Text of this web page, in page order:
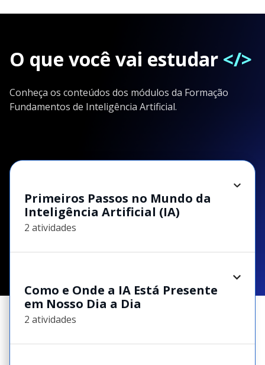
O que você vai estudar </>
Conheça os conteúdos dos módulos da Formação
Fundamentos de Inteligência Artificial.
Primeiros Passos no Mundo da
Inteligência Artificial (IA)
2 atividades
Como e Onde a IA Está Presente
em Nosso Dia a Dia
2 atividades